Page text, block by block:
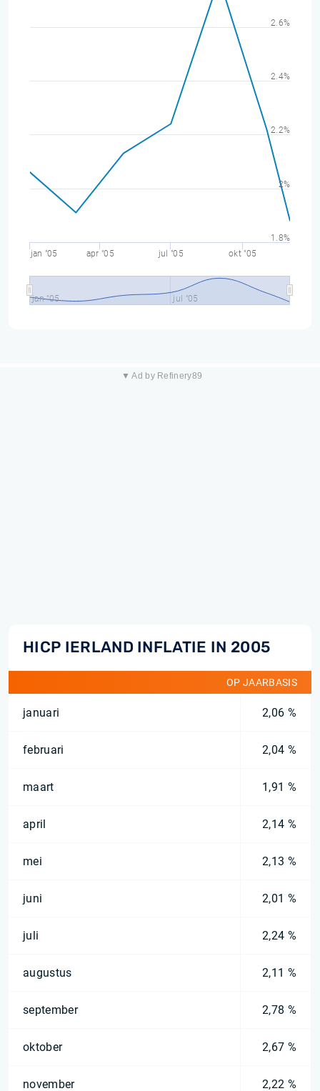
jan "05 apr "05 jul "05 okt "05
jan "05 jul "05
1.8%
2%
2.2%
2.4%
2.6%
▼ Ad by Refinery89
HICP IERLAND INFLATIE IN 2005
OP JAARBASIS
januari 2,06 %
februari 2,04 %
maart 1,91 %
april 2,14 %
mei 2,13 %
juni 2,01 %
juli 2,24 %
augustus 2,11 %
september 2,78 %
oktober 2,67 %
november 2,22 %